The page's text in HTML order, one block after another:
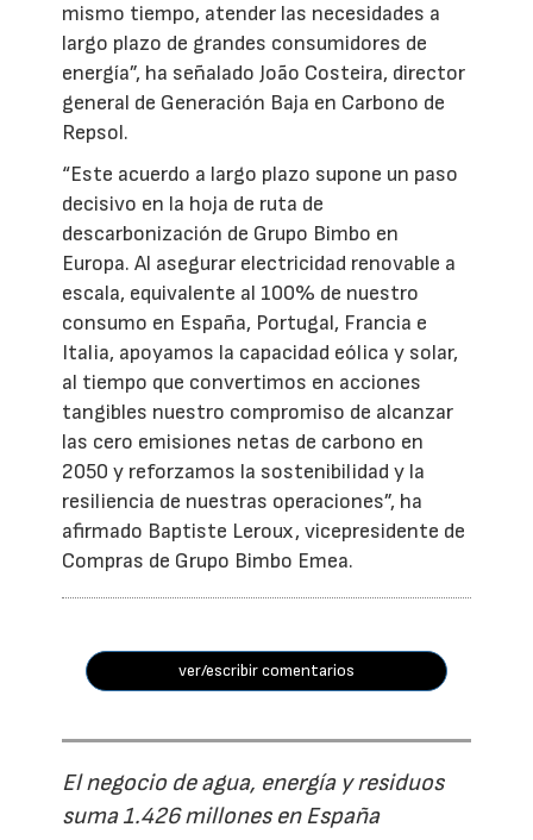
mismo tiempo, atender las necesidades a
largo plazo de grandes consumidores de
energía”, ha señalado João Costeira, director
general de Generación Baja en Carbono de
Repsol.
“Este acuerdo a largo plazo supone un paso
decisivo en la hoja de ruta de
descarbonización de Grupo Bimbo en
Europa. Al asegurar electricidad renovable a
escala, equivalente al 100% de nuestro
consumo en España, Portugal, Francia e
Italia, apoyamos la capacidad eólica y solar,
al tiempo que convertimos en acciones
tangibles nuestro compromiso de alcanzar
las cero emisiones netas de carbono en
2050 y reforzamos la sostenibilidad y la
resiliencia de nuestras operaciones”, ha
afirmado Baptiste Leroux, vicepresidente de
Compras de Grupo Bimbo Emea.
ver/escribir comentarios
El negocio de agua, energía y residuos
suma 1.426 millones en España